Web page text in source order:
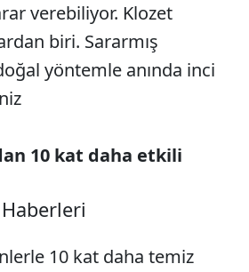
verebiliyor. Klozet
biri. Sararmış
yöntemle anında inci
10 kat daha etkili
Sesi Aç
10 kat daha temiz